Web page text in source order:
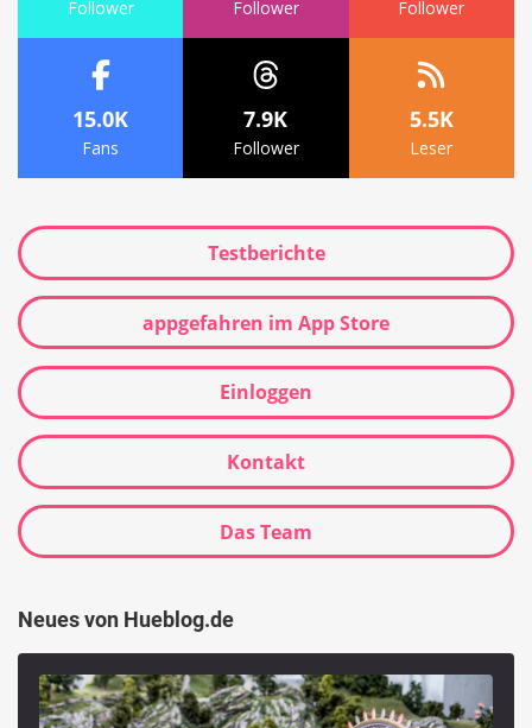
Follower Follower Follower
15.0K
Fans
7.9K
Follower
5.5K
Leser
Testberichte
appgefahren im App Store
Einloggen
Kontakt
Das Team
Neues von Hueblog.de